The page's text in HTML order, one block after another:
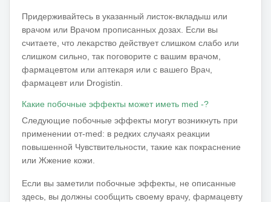
Придерживайтесь в указанный листок-вкладыш или
врачом или Врачом прописанных дозах. Если вы
считаете, что лекарство действует слишком слабо или
слишком сильно, так поговорите с вашим врачом,
фармацевтом или аптекаря или с вашего Врач,
фармацевт или Drogistin.
Какие побочные эффекты может иметь med -?
Следующие побочные эффекты могут возникнуть при
применении от-med: в редких случаях реакции
повышенной Чувствительности, такие как покраснение
или Жжение кожи.
Если вы заметили побочные эффекты, не описанные
здесь, вы должны сообщить своему врачу, фармацевту